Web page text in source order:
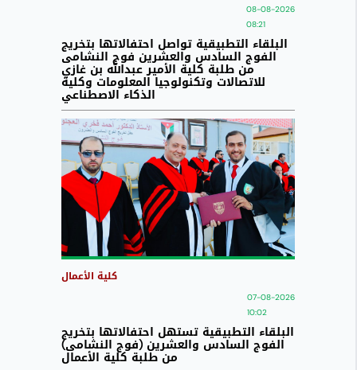
08-08-2026
08:21
البلقاء التطبيقية تواصل احتفالاتها بتخريج
الفوج السادس والعشرين فوج النشامى
من طلبة كلية الأمير عبدالله بن غازي
للاتصالات وتكنولوجيا المعلومات وكلية
الذكاء الاصطناعي
كلية الأعمال
07-08-2026
10:02
البلقاء التطبيقية تستهل احتفالاتها بتخريج
الفوج السادس والعشرين (فوج النشامى)
من طلبة كلية الأعمال